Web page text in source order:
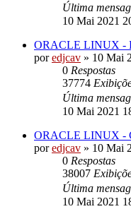
Última
10 Mai 2021
ORACLE LINUX -
poredjcav » 10 Mai
0 Respostas
37774
Última
10 Mai 2021
ORACLE LINUX -
poredjcav » 10 Mai
0 Respostas
38007
Última
10 Mai 2021